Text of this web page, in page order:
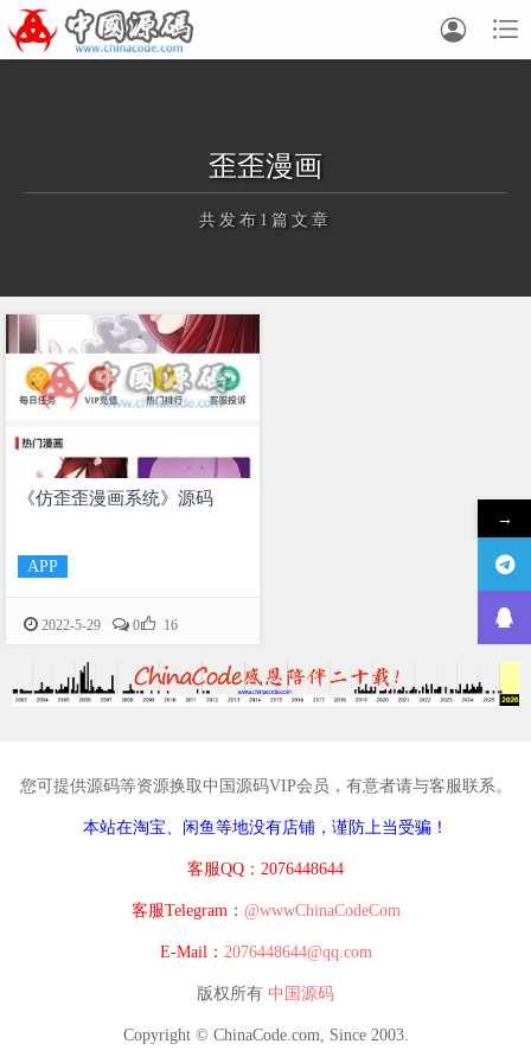


歪歪漫画
共发布1篇文章
正在为您加载新内容
《仿歪歪漫画系统》源码
APP
2022-5-29 0 16
您可提供源码等资源换取中国源码VIP会员，有意者请与客服联系。
本站在淘宝、闲鱼等地没有店铺，谨防上当受骗！
客服QQ：2076448644
客服Telegram： @wwwChinaCodeCom
E-Mail： 2076448644@qq.com
版权所有 中国源码
Copyright © ChinaCode.com, Since 2003.
→